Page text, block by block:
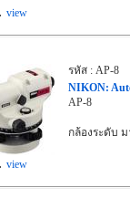
view
view
รหัส : AP-8
NIKON:
AP-8
กล้องระดับ